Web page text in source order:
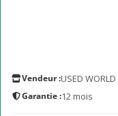
Vendeur :USED WORLD
Garantie :12 mois